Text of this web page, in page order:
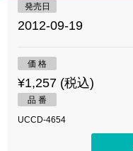
発売日
2012-09-19
価 格
¥1,257 (税込)
品 番
UCCD-4654